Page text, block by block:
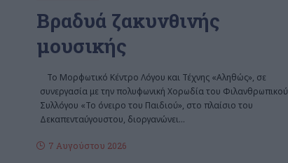
Βραδυά ζακυνθινής
μουσικής
Το Μορφωτικό Κέντρο Λόγου και Τέχνης «Αληθώς», σε
συνεργασία με την πολυφωνική Χορωδία του Φιλανθρωπικού
Συλλόγου «Το όνειρο του Παιδιού», στο πλαίσιο του
Δεκαπενταύγουστου, διοργανώνει…
7 Αυγούστου 2026